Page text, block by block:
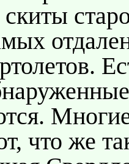
что же